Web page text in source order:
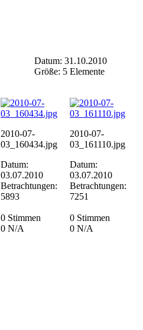
Datum: 31.10.2010
Größe: 5 Elemente
2010-07-
03_160434.jpg
Datum:
03.07.2010
Betrachtungen:
5893
0 Stimmen
0 N/A
2010-07-
03_161110.jpg
Datum:
03.07.2010
Betrachtungen:
7251
0 Stimmen
0 N/A